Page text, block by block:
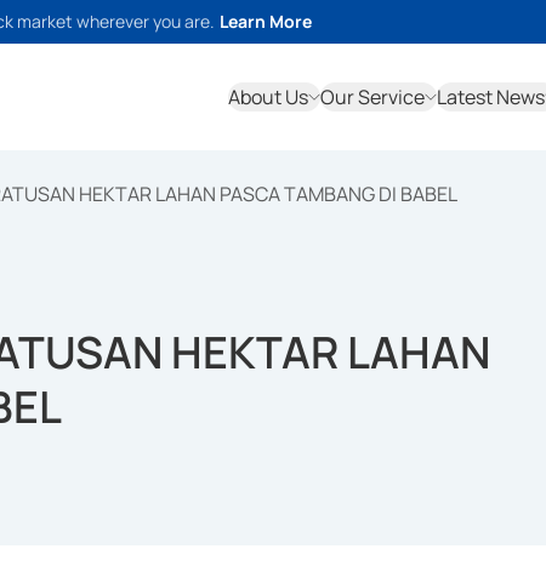
market wherever you are. Learn More
About Us Our Service Latest News
HEKTAR LAHAN PASCA TAMBANG DI BABEL
HEKTAR LAHAN